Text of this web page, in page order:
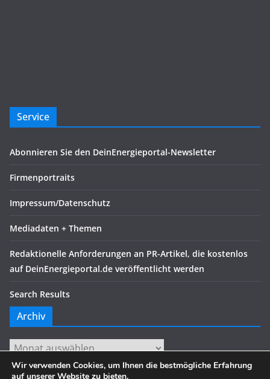
Service
Abonnieren Sie den DeinEnergieportal-Newsletter
Firmenportraits
Impressum/Datenschutz
Mediadaten + Themen
Redaktionelle Anforderungen an PR-Artikel, die kostenlos
auf DeinEnergieportal.de veröffentlicht werden
Search Results
Archiv
Archiv
Wir verwenden Cookies, um Ihnen die bestmögliche Erfahrung
auf unserer Website zu bieten.